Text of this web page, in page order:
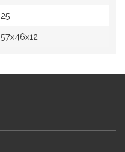
25
57x46x12